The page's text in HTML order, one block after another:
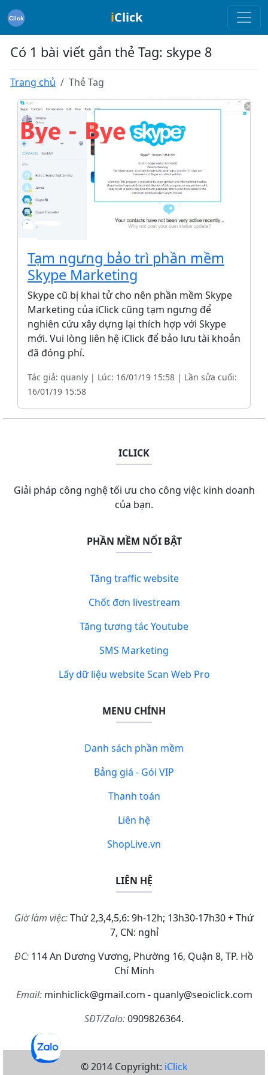
iClick
Có 1 bài viết gắn thẻ Tag: skype 8
Trang chủ Thẻ Tag
Tạm ngưng bảo trì phần mềm
Skype Marketing
Skype cũ bị khai tử cho nên phần mềm Skype
Marketing của iClick cũng tạm ngưng để
nghiên cứu xây dựng lại thích hợp với Skype
mới. Vui lòng liên hệ iClick để bảo lưu tài khoản
đã đóng phí.
Tác giả: quanly | Lúc: 16/01/19 15:58 | Lần sửa cuối:
16/01/19 15:58
ICLICK
Giải pháp công nghệ tối ưu cho công việc kinh doanh
của bạn.
PHẦN MỀM NỔI BẬT
Tăng traffic website
Chốt đơn livestream
Tăng tương tác Youtube
SMS Marketing
Lấy dữ liệu website Scan Web Pro
MENU CHÍNH
Danh sách phần mềm
Bảng giá - Gói VIP
Thanh toán
Liên hệ
ShopLive.vn
LIÊN HỆ
Giờ làm việc:Thứ 2,3,4,5,6: 9h-12h; 13h30-17h30 + Thứ
7, CN: nghỉ
ĐC: 114 An Dương Vương, Phường 16, Quận 8, TP. Hồ
Chí Minh
Email:minhiclick@gmail.com - quanly@seoiclick.com
SĐT/Zalo:0909826364.
© 2014 Copyright: iClick